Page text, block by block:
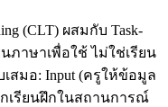
(CLT) ผสมกับ Task-
ภาษาเพื่อใช้ ไม่ใช่เรียน
สมอ: Input (ครูให้ข้อมูล
กเรียนฝึกในสถานการณ์